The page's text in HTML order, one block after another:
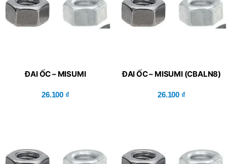
ĐAI ỐC – MISUMI
26.100 ₫
ĐAI ỐC – MISUMI (CBALN8)
26.100 ₫